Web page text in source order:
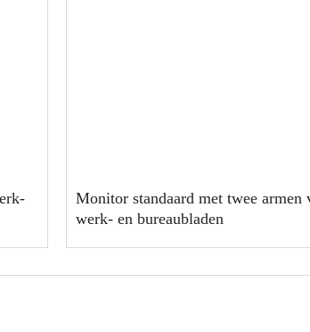
Monitor standaard met twee armen
werk- en bureaubladen